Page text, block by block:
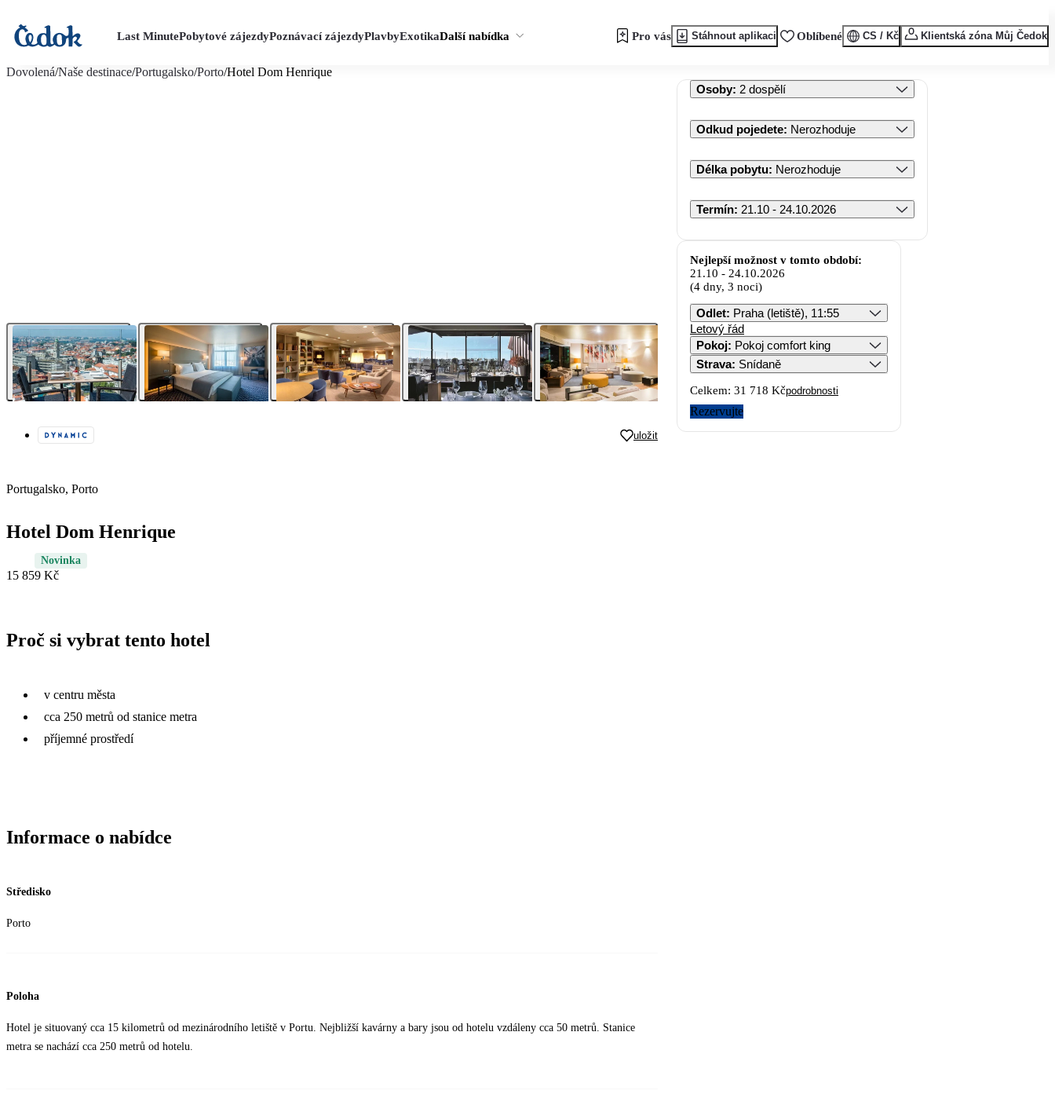
Last MinutePobytové zájezdyPoznávací zájezdyPlavbyExotikaDalší nabídka Pro vás Stáhnout aplikaci Oblíbené CS / Kč Klientská zóna Můj Čedok
Dovolená/Naše destinace/Portugalsko/Porto/Hotel Dom Henrique
uložit
Portugalsko, Porto
Hotel Dom Henrique
Novinka
15 859 Kč
Proč si vybrat tento hotel
v centru města
cca 250 metrů od stanice metra
příjemné prostředí
Informace o nabídce
Středisko
Porto
Poloha
Hotel je situovaný cca 15 kilometrů od mezinárodního letiště v Portu. Nejbližší kavárny a bary jsou od hotelu vzdáleny cca 50 metrů. Stanice
metra se nachází cca 250 metrů od hotelu.
Osoby: 2 dospělí
Odkud pojedete: Nerozhoduje
Délka pobytu: Nerozhoduje
Termín: 21.10 - 24.10.2026
Nejlepší možnost v tomto období:
21.10 - 24.10.2026
(4 dny, 3 noci)
Odlet: Praha (letiště), 11:55
Letový řád
Pokoj: Pokoj comfort king
Strava: Snídaně
Celkem: 31 718 Kčpodrobnosti
Rezervujte